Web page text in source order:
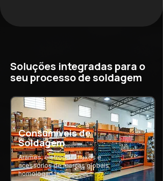
Soluções integradas para o
seu processo de soldagem
Consumíveis de
Soldagem
Arames, eletrodos, fluxos e
acessórios de marcas globais
homologadas.